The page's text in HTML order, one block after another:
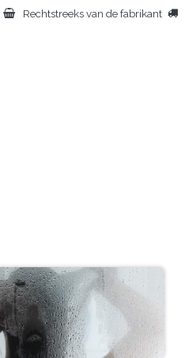
Rechtstreeks van de fabrikant